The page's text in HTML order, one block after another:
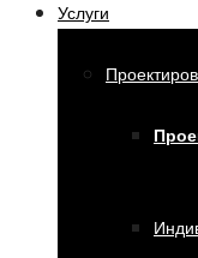
Услуги